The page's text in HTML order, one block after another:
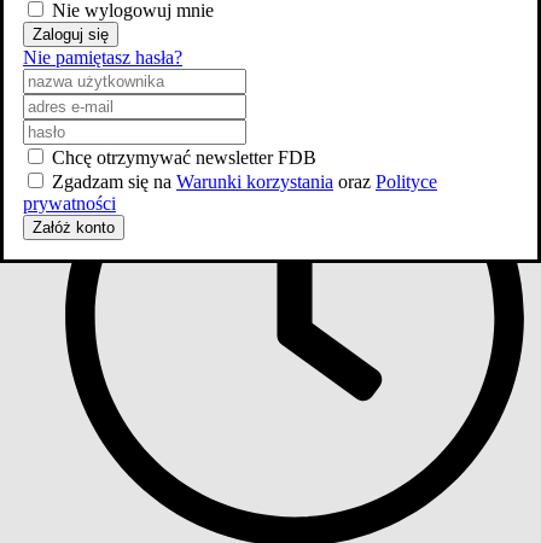
Sezon
2001
Nie wylogowuj mnie
Zaloguj się
Nie pamiętasz hasła?
Chcę otrzymywać newsletter FDB
Zgadzam się na Warunki korzystania oraz Polityce
prywatności
Załóż konto